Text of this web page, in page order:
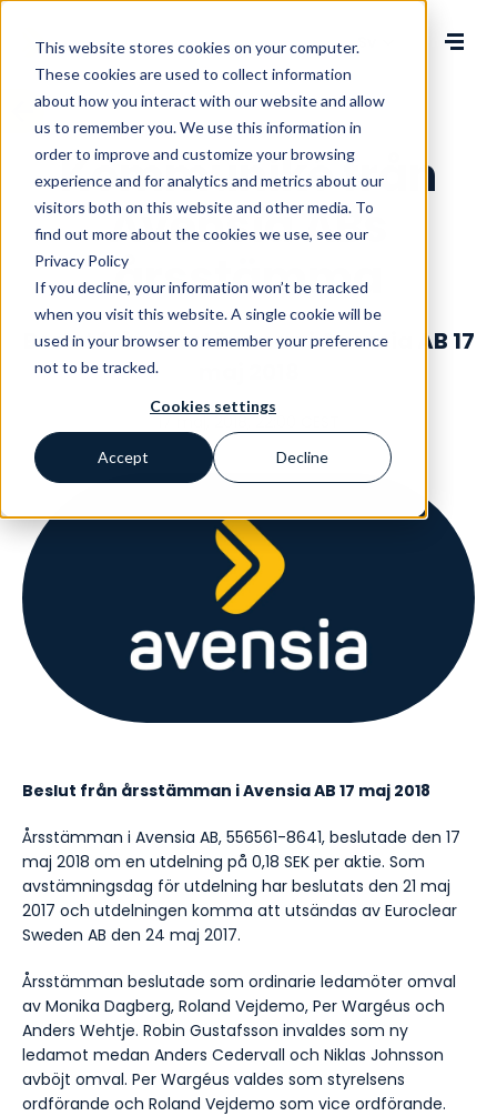
This website stores cookies on your computer.
These cookies are used to collect information
about how you interact with our website and allow
us to remember you. We use this information in
order to improve and customize your browsing
experience and for analytics and metrics about our
visitors both on this website and other media. To
find out more about the cookies we use, see our
Privacy Policy
If you decline, your information won’t be tracked
when you visit this website. A single cookie will be
used in your browser to remember your preference
not to be tracked.
Cookies settings
Accept Decline
Change language
Kommuniké från
Avensia ABs
årsstämma
Beslut från årsstämman i Avensia AB 17
Beslut från årsstämman i Avensia AB 17 maj 2018
Årsstämman i Avensia AB, 556561-8641, beslutade den 17
maj 2018 om en utdelning på 0,18 SEK per aktie. Som
avstämningsdag för utdelning har beslutats den 21 maj
2017 och utdelningen komma att utsändas av Euroclear
Sweden AB den 24 maj 2017.
Årsstämman beslutade som ordinarie ledamöter omval
av Monika Dagberg, Roland Vejdemo, Per Wargéus och
Anders Wehtje. Robin Gustafsson invaldes som ny
ledamot medan Anders Cedervall och Niklas Johnsson
avböjt omval. Per Wargéus valdes som styrelsens
ordförande och Roland Vejdemo som vice ordförande.